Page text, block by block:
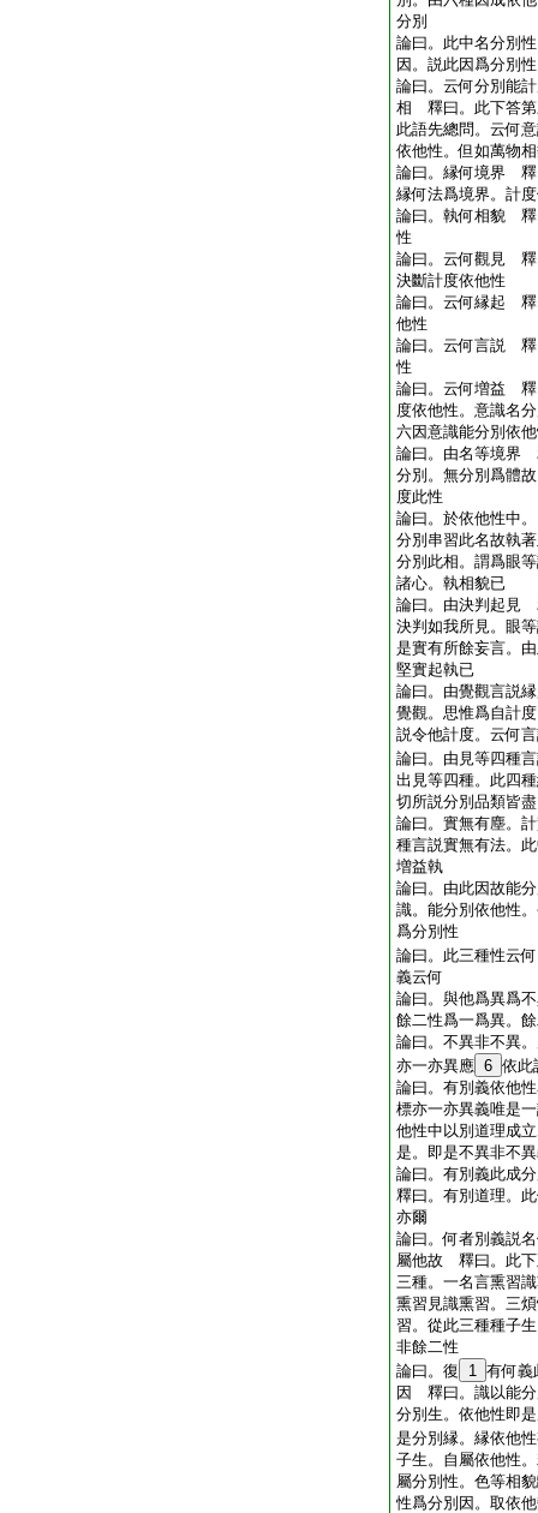
分別
論曰。此中名分別
因。説此因爲分別性
論曰。云何分別能
相 釋曰。此下答第
此語先總問。云何
依他性。但如萬物
論曰。縁何境界 釋
縁何法爲境界。計
論曰。執何相貌 釋
性
論曰。云何觀見 釋
決斷計度依他性
論曰。云何縁起 釋
他性
論曰。云何言説 釋
性
論曰。云何増益 釋
度依他性。意識名
六因意識能分別依
論曰。由名等境界
分別。無分別爲體
度此性
論曰。於依他性中
分別串習此名故執
分別此相。謂爲眼
諸心。執相貌已
論曰。由決判起見
決判如我所見。眼
是實有所餘妄言。
堅實起執已
論曰。由覺觀言説
覺觀。思惟爲自計
説令他計度。云何
論曰。由見等四種
出見等四種。此四
切所説分別品類皆
論曰。實無有塵。
種言説實無有法。
増益執
論曰。由此因故能
識。能分別依他性
爲分別性
論曰。此三種性云
義云何
論曰。與他爲異爲
餘二性爲一爲異。
論曰。不異非不異
亦一亦異應 6 依此
論曰。有別義依他
標亦一亦異義唯是
他性中以別道理成
是。即是不異非不
論曰。有別義此成
釋曰。有別道理。
亦爾
論曰。何者別義説
屬他故 釋曰。此下
三種。一名言熏習
熏習見識熏習。三
習。從此三種種子
非餘二性
論曰。復
1 有何義
因 釋曰。識以能分
分別生。依他性即
是分別縁。縁依他
子生。自屬依他性
屬分別性。色等相
性爲分別因。取依